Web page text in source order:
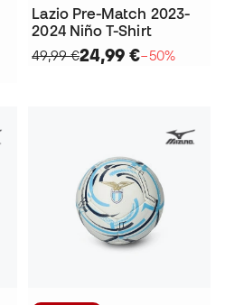
Lazio Pre-Match 2023-
2024 Niño T-Shirt
49,99 €24,99 €−50%